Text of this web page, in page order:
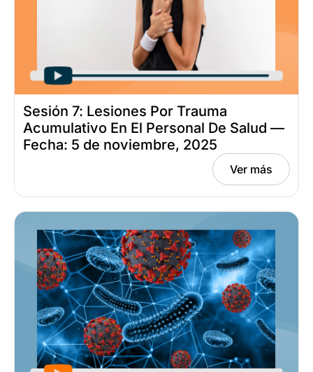
Sesión 7: Lesiones Por Trauma
Acumulativo En El Personal De Salud —
Fecha: 5 de noviembre, 2025
Ver más